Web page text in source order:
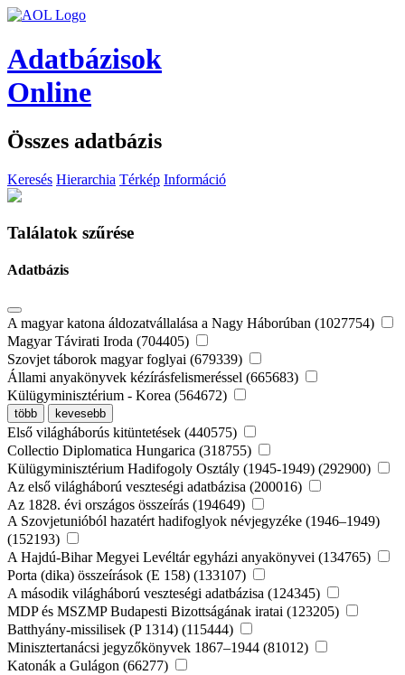
Adatbázisok
Online
Összes adatbázis
Keresés Hierarchia Térkép Információ
Találatok szűrése
Adatbázis
A magyar katona áldozatvállalása a Nagy Háborúban (1027754)
Magyar Távirati Iroda (704405)
Szovjet táborok magyar foglyai (679339)
Állami anyakönyvek kézírásfelismeréssel (665683)
Külügyminisztérium - Korea (564672)
több kevesebb
Első világháborús kitüntetések (440575)
Collectio Diplomatica Hungarica (318755)
Külügyminisztérium Hadifogoly Osztály (1945-1949) (292900)
Az első világháború veszteségi adatbázisa (200016)
Az 1828. évi országos összeírás (194649)
A Szovjetunióból hazatért hadifoglyok névjegyzéke (1946–1949)
(152193)
A Hajdú-Bihar Megyei Levéltár egyházi anyakönyvei (134765)
Porta (dika) összeírások (E 158) (133107)
A második világháború veszteségi adatbázisa (124345)
MDP és MSZMP Budapesti Bizottságának iratai (123205)
Batthyány-missilisek (P 1314) (115444)
Minisztertanácsi jegyzőkönyvek 1867–1944 (81012)
Katonák a Gulágon (66277)